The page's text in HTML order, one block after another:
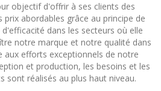
objectif d'offrir à ses clients des
abordables grâce au principe de
dans les secteurs où elle
notre marque et notre qualité dans
aux efforts exceptionnels de notre
et production, les besoins et les
sont réalisés au plus haut niveau.